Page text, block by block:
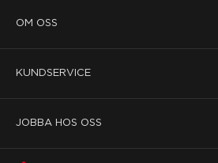
OM OSS
KUNDSERVICE
JOBBA HOS OSS